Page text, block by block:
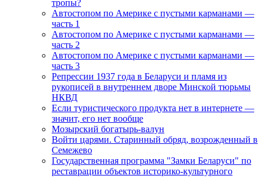
тропы?
Автостопом по Америке с пустыми карманами —
часть 1
Автостопом по Америке с пустыми карманами —
часть 2
Автостопом по Америке с пустыми карманами —
часть 3
Репрессии 1937 года в Беларуси и пламя из
рукописей в внутреннем дворе Минской тюрьмы
НКВД
Если туристического продукта нет в интернете —
значит, его нет вообще
Мозырский богатырь-валун
Войти царями. Старинный обряд, возрожденный в
Семежево
Государственная программа "Замки Беларуси" по
реставрации объектов историко-культурного